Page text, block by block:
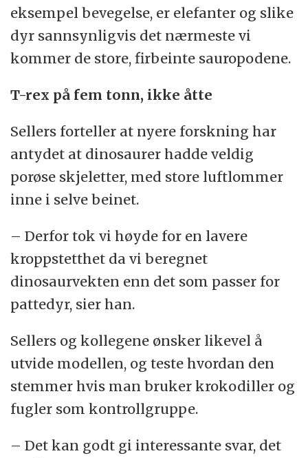
eksempel bevegelse, er elefanter og slike
dyr sannsynligvis det nærmeste vi
kommer de store, firbeinte sauropodene.
T-rex på fem tonn, ikke åtte
Sellers forteller at nyere forskning har
antydet at dinosaurer hadde veldig
porøse skjeletter, med store luftlommer
inne i selve beinet.
– Derfor tok vi høyde for en lavere
kroppstetthet da vi beregnet
dinosaurvekten enn det som passer for
pattedyr, sier han.
Sellers og kollegene ønsker likevel å
utvide modellen, og teste hvordan den
stemmer hvis man bruker krokodiller og
fugler som kontrollgruppe.
– Det kan godt gi interessante svar, det